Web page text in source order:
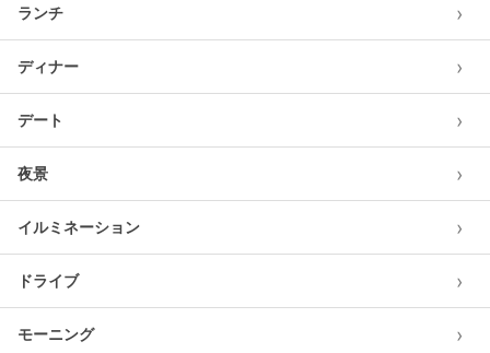
ランチ ›
ディナー ›
デート ›
夜景 ›
イルミネーション ›
ドライブ ›
モーニング ›